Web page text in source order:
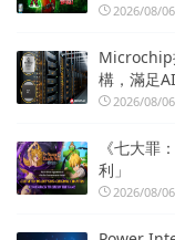
2026/08/06
Microchip
構，滿足
2026/08/06
《七大罪
利」
2026/08/06